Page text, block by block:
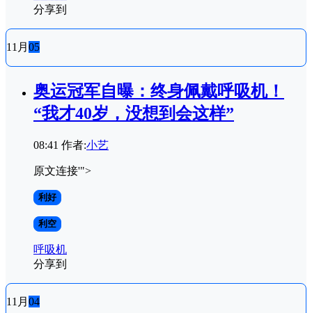
分享到
11月 05
奥运冠军自曝：终身佩戴呼吸机！
“我才40岁，没想到会这样”
08:41 作者:小艺
原文连接'">
利好
利空
呼吸机
分享到
11月 04